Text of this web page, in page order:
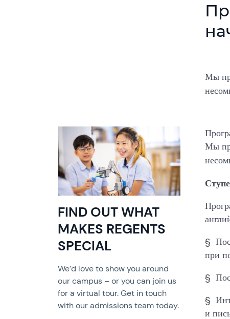
Мы
FIND OUT WHAT
MAKES REGENTS
SPECIAL
We’d love to show you around
our campus – or you can join us
for a virtual tour. Get in touch
with our admissions team today.
Мы
§
при
§
§
и